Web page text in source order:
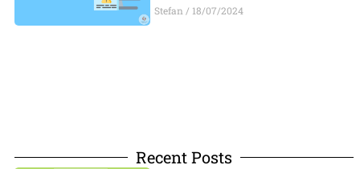
Stefan 18/07/2024
Recent Posts